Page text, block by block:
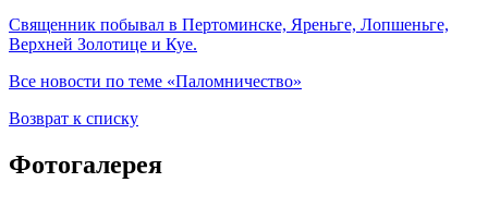
Священник побывал в Пертоминске, Яреньге, Лопшеньге,
Верхней Золотице и Куе.
Все новости по теме «Паломничество»
Возврат к списку
Фотогалерея